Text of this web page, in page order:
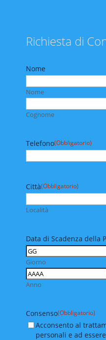
Richiesta di
Nome
Nome
Cognome
Telefono(Obbligatorio)
Città(Obbligatorio)
Località
Data di Scadenza della
Giorno
Anno
Consenso(Obbligatorio)
Acconsento al
personali e ad